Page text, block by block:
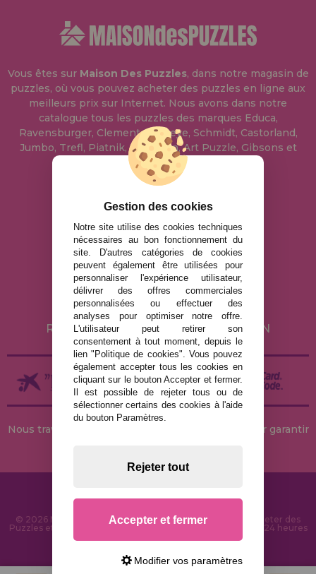
Vous êtes sur Maison Des Puzzles, dans notre magasin de
puzzles, où vous pouvez acheter des puzzles en ligne aux
meilleurs prix sur Internet. Nous avons dans notre
catalogue tous les puzzles des marques Educa,
Ravensburger, Clementoni, Heye, Schmidt, Castorland,
Jumbo, Trefl, Piatnik, Anatolian, Art Puzzle, Gibsons et
bien d'autres.
info@maisondespuzzles.fr
MENTIONS LÉGALES
POLITIQUE DE CONFIDENTIALITÉ
POLITIQUE DE COOKIES
LIVRAISON ET RETOUR
RETOURS / DROIT DE RÉTRACTATION
Nous travaillons avec des stocks permanents pour garantir
© 2026 MaisonDesPuzzles.fr - Boutique en ligne pour acheter des
Puzzles et des Casse-têtes sur Internet. Livraison rapide en 24 heures
Gestion des cookies
Notre site utilise des cookies techniques
nécessaires au bon fonctionnement du
site. D'autres catégories de cookies
peuvent également être utilisées pour
personnaliser l'expérience utilisateur,
délivrer des offres commerciales
personnalisées ou effectuer des
analyses pour optimiser notre offre.
L'utilisateur peut retirer son
consentement à tout moment, depuis le
lien "Politique de cookies". Vous pouvez
également accepter tous les cookies en
cliquant sur le bouton Accepter et fermer.
Il est possible de rejeter tous ou de
sélectionner certains des cookies à l'aide
du bouton Paramètres.
Rejeter tout
Accepter et fermer
Modifier vos paramètres